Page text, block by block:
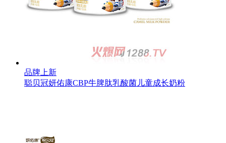
品牌上新
聪贝冠妍佑康CBP牛脾肽乳酸菌儿童成长奶粉